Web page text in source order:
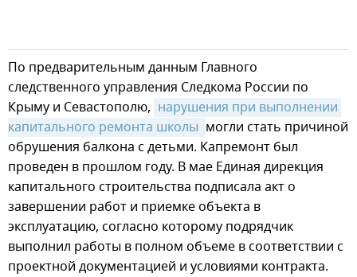
По предварительным данным Главного
следственного управления Следкома России по
Крыму и Севастополю, нарушения при выполнении
капитального ремонта школы могли стать причиной
обрушения балкона с детьми. Капремонт был
проведен в прошлом году. В мае Единая дирекция
капитального строительства подписала акт о
завершении работ и приемке объекта в
эксплуатацию, согласно которому подрядчик
выполнил работы в полном объеме в соответствии с
проектной документацией и условиями контракта.